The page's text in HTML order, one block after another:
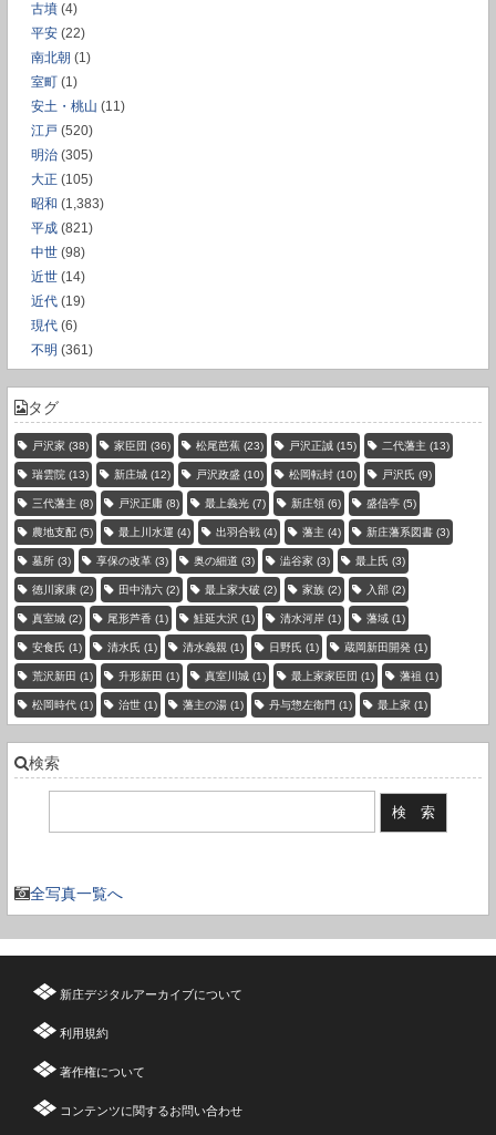
古墳 (4)
平安 (22)
南北朝 (1)
室町 (1)
安土・桃山 (11)
江戸 (520)
明治 (305)
大正 (105)
昭和 (1,383)
平成 (821)
中世 (98)
近世 (14)
近代 (19)
現代 (6)
不明 (361)
タグ
戸沢家 (38) 家臣団 (36) 松尾芭蕉 (23) 戸沢正誠 (15) 二代藩主 (13)
瑞雲院 (13) 新庄城 (12) 戸沢政盛 (10) 松岡転封 (10) 戸沢氏 (9)
三代藩主 (8) 戸沢正庸 (8) 最上義光 (7) 新庄領 (6) 盛信亭 (5)
農地支配 (5) 最上川水運 (4) 出羽合戦 (4) 藩主 (4) 新庄藩系図書 (3)
墓所 (3) 享保の改革 (3) 奥の細道 (3) 澁谷家 (3) 最上氏 (3)
徳川家康 (2) 田中清六 (2) 最上家大破 (2) 家族 (2) 入部 (2)
真室城 (2) 尾形芦香 (1) 鮭延大沢 (1) 清水河岸 (1) 藩域 (1)
安食氏 (1) 清水氏 (1) 清水義親 (1) 日野氏 (1) 蔵岡新田開発 (1)
荒沢新田 (1) 升形新田 (1) 真室川城 (1) 最上家家臣団 (1) 藩祖 (1)
松岡時代 (1) 治世 (1) 藩主の湯 (1) 丹与惣左衛門 (1) 最上家 (1)
検索
全写真一覧へ
新庄デジタルアーカイブについて
利用規約
著作権について
コンテンツに関するお問い合わせ